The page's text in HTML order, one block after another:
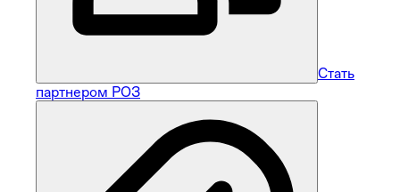
Стать
партнером РОЗ